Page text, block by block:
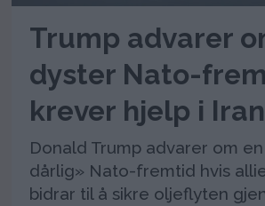
Trump advarer
dyster Nato-
krever hjelp i Iran
Donald Trump advarer om
dårlig» Nato-fremtid hvis
bidrar til å sikre oljeflyten